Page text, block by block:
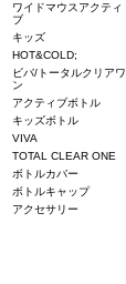
ワイドマウスアクティ
ブ
キッズ
HOT&COLD;
ビバ/トータルクリアワ
ン
アクティブボトル
キッズボトル
VIVA
TOTAL CLEAR ONE
ボトルカバー
ボトルキャップ
アクセサリー